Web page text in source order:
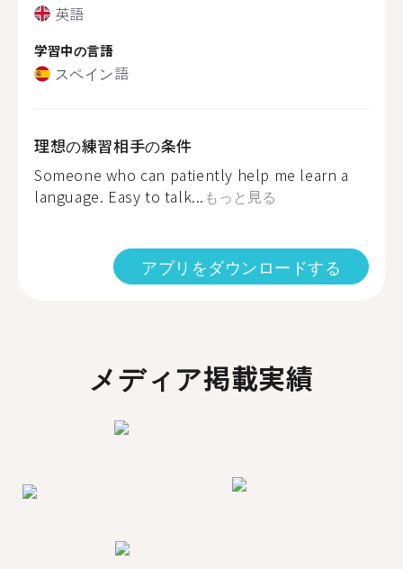
英語
学習中の言語
スペイン語
理想の練習相手の条件
Someone who can patiently help me learn a
language. Easy to talk... もっと見る
アプリをダウンロードする
メディア掲載実績